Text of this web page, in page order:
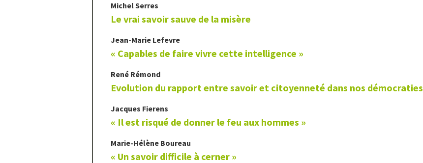
MichelSerres
Le vrai savoir sauve de la misère
Jean-Marie Lefevre
« Capables de faire vivre cette intelligence »
René Rémond
Evolution du rapport entre savoir et citoyenneté dans nos démocraties
Jacques Fierens
« Il est risqué de donner le feu aux hommes »
Marie-Hélène Boureau
« Un savoir difficile à cerner »